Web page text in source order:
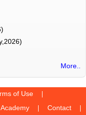
More..
of Use
Contact